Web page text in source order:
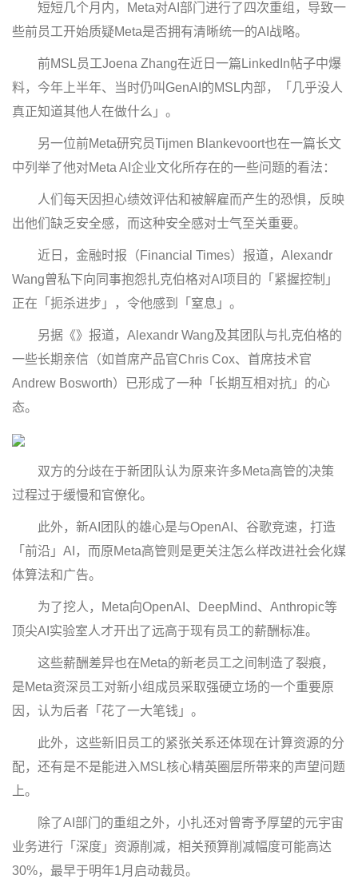
短短几个月内，Meta对AI部门进行了四次重组，导致一
些前员工开始质疑Meta是否拥有清晰统一的AI战略。
前MSL员工Joena Zhang在近日一篇LinkedIn帖子中爆
料，今年上半年、当时仍叫GenAI的MSL内部，「几乎没人
真正知道其他人在做什么」。
另一位前Meta研究员Tijmen Blankevoort也在一篇长文
中列举了他对Meta AI企业文化所存在的一些问题的看法：
人们每天因担心绩效评估和被解雇而产生的恐惧，反映
出他们缺乏安全感，而这种安全感对士气至关重要。
近日，金融时报（Financial Times）报道，Alexandr
Wang曾私下向同事抱怨扎克伯格对AI项目的「紧握控制」
正在「扼杀进步」，令他感到「窒息」。
另据《》报道，Alexandr Wang及其团队与扎克伯格的
一些长期亲信（如首席产品官Chris Cox、首席技术官
Andrew Bosworth）已形成了一种「长期互相对抗」的心
态。
双方的分歧在于新团队认为原来许多Meta高管的决策
过程过于缓慢和官僚化。
此外，新AI团队的雄心是与OpenAI、谷歌竞速，打造
「前沿」AI，而原Meta高管则是更关注怎么样改进社会化媒
体算法和广告。
为了挖人，Meta向OpenAI、DeepMind、Anthropic等
顶尖AI实验室人才开出了远高于现有员工的薪酬标准。
这些薪酬差异也在Meta的新老员工之间制造了裂痕，
是Meta资深员工对新小组成员采取强硬立场的一个重要原
因，认为后者「花了一大笔钱」。
此外，这些新旧员工的紧张关系还体现在计算资源的分
配，还有是不是能进入MSL核心精英圈层所带来的声望问题
上。
除了AI部门的重组之外，小扎还对曾寄予厚望的元宇宙
业务进行「深度」资源削减，相关预算削减幅度可能高达
30%，最早于明年1月启动裁员。